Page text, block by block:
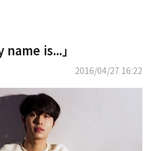
name is...」
2016/04/27 16:22